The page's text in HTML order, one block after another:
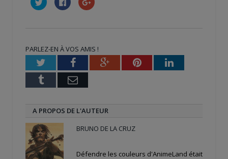
pour
partager
fenêtre)
pour
partager
fenêtre)
pour
nouvelle
fenêtre)
PARLEZ-EN À VOS AMIS !
TwitterFacebookGoogle+PinterestLinkedIn
Tumblr Email
A PROPOS DE L'AUTEUR
BRUNO DE LA CRUZ
Défendre les couleurs d'AnimeLand était